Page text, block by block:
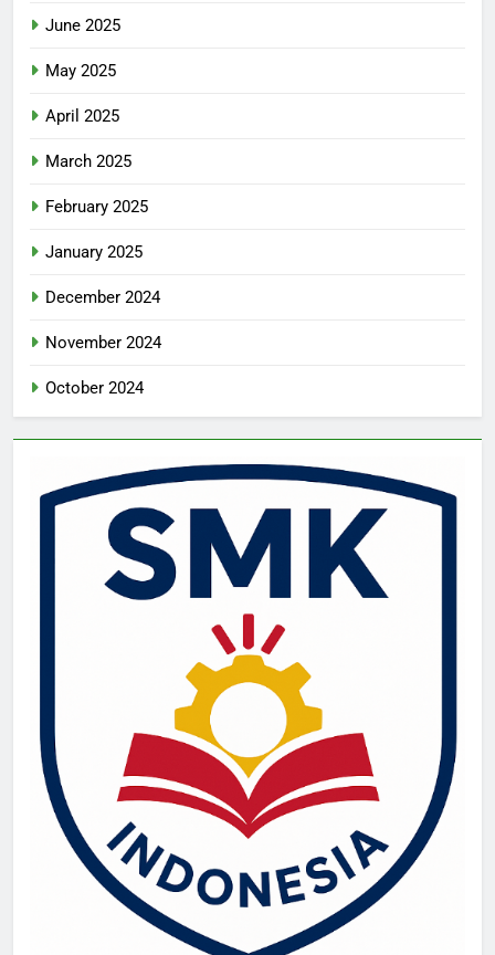
June 2025
May 2025
April 2025
March 2025
February 2025
January 2025
December 2024
November 2024
October 2024